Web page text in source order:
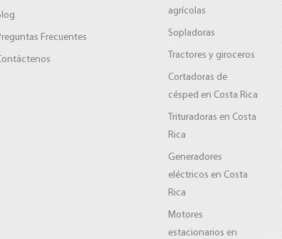
Frecuentes
agrícolas
Sopladoras
Tractores y giroceros
Cortadoras de
césped en Costa Rica
Trituradoras en Costa
Rica
Generadores
eléctricos en Costa
Rica
Motores
estacionarios en